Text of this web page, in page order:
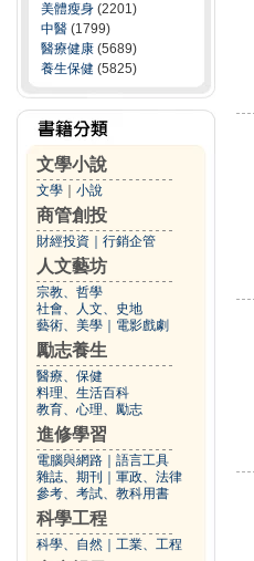
美體瘦身 (2201)
中醫 (1799)
醫療健康 (5689)
養生保健 (5825)
文學小說
文學 小說
商管創投
財經投資 行銷企管
人文藝坊
宗教、哲學
社會、人文、史地
藝術、美學
電影戲劇
勵志養生
醫療、保健
料理、生活百科
教育、心理、勵志
進修學習
電腦與網路
語言工具
雜誌、期刊
軍政、法律
參考、考試、教科用書
科學工程
科學、自然 工業、工程